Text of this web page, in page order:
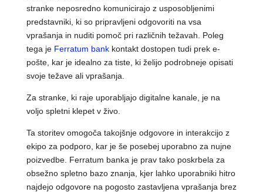
stranke neposredno komunicirajo z usposobljenimi
predstavniki, ki so pripravljeni odgovoriti na vsa
vprašanja in nuditi pomoč pri različnih težavah. Poleg
tega je Ferratum bankkontakt dostopen tudi prek e-
pošte, kar je idealno za tiste, ki želijo podrobneje opisati
svoje težave ali vprašanja.
Za stranke, ki raje uporabljajo digitalne kanale, je na
voljo spletni klepet v živo.
Ta storitev omogoča takojšnje odgovore in interakcijo z
ekipo za podporo, kar je še posebej uporabno za nujne
poizvedbe. Ferratum banka je prav tako poskrbela za
obsežno spletno bazo znanja, kjer lahko uporabniki hitro
najdejo odgovore na pogosto zastavljena vprašanja brez